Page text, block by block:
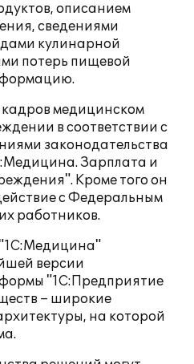
описанием
сведениями
кулинарной
потерь пищевой
кадров медицинском
в соответствии с
законодательства
Зарплата и
Кроме того он
с Федеральным
работников.
версии
"1С:Предприятие
– широкие
на которой